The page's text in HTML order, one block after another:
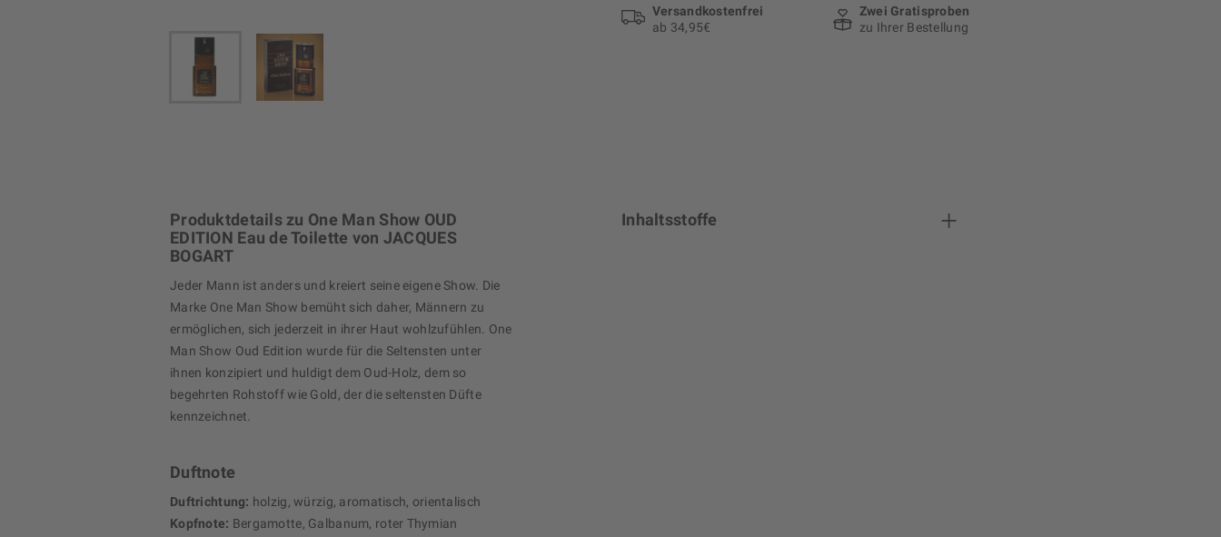
Versand­kosten­frei
ab 34,95€
Zwei Gratisproben
zu Ihrer Bestellung
Produktdetails zu One Man Show OUD
EDITION Eau de Toilette von JACQUES
BOGART
Jeder Mann ist anders und kreiert seine eigene Show. Die
Marke One Man Show bemüht sich daher, Männern zu
ermöglichen, sich jederzeit in ihrer Haut wohlzufühlen. One
Man Show Oud Edition wurde für die Seltensten unter
ihnen konzipiert und huldigt dem Oud-Holz, dem so
begehrten Rohstoff wie Gold, der die seltensten Düfte
kennzeichnet.
Duftnote
Duftrichtung: holzig, würzig, aromatisch, orientalisch
Kopfnote: Bergamotte, Galbanum, roter Thymian
Inhaltsstoffe